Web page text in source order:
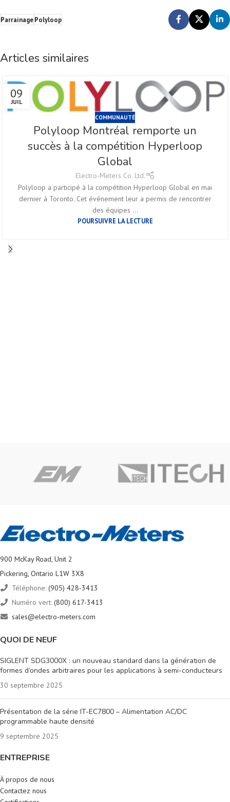
ParrainagePolyloop
Articles similaires
09
JUIL
COMMUNAUTÉ
Polyloop Montréal remporte un
succès à la compétition Hyperloop
Global
Electro-Meters Co. Ltd.
Polyloop a participé à la compétition Hyperloop Global en mai
dernier à Toronto. Cet événement leur a permis de rencontrer
des équipes ...
POURSUIVRE LA LECTURE
900 McKay Road, Unit 2
Pickering, Ontario L1W 3X8
Téléphone: (905) 428-3413
Numéro vert: (800) 617-3413
sales@electro-meters.com
QUOI DE NEUF
SIGLENT SDG3000X : un nouveau standard dans la génération de
formes d’ondes arbitraires pour les applications à semi-conducteurs
30 septembre 2025
Présentation de la série IT-EC7800 – Alimentation AC/DC
programmable haute densité
9 septembre 2025
ENTREPRISE
À propos de nous
Contactez nous